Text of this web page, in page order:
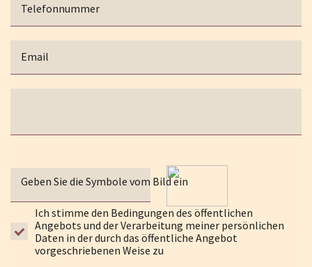
Telefonnummer
Email
Geben Sie die Symbole vom Bild ein
Ich stimme den Bedingungen des öffentlichen
Angebots und der Verarbeitung meiner persönlichen
Daten in der durch das öffentliche Angebot
vorgeschriebenen Weise zu